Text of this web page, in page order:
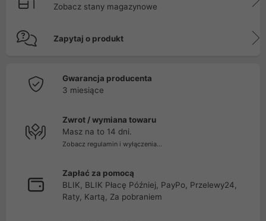
Zobacz stany magazynowe
Zapytaj o produkt
Gwarancja producenta
3 miesiące
Zwrot / wymiana towaru
Masz na to 14 dni.
Zobacz regulamin i wyłączenia...
Zapłać za pomocą
BLIK, BLIK Płacę Później, PayPo, Przelewy24,
Raty, Kartą, Za pobraniem